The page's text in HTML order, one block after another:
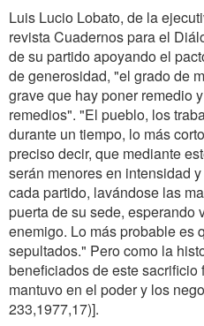
Luis Lucio Lobato, de la
revista Cuadernos para el
de su partido apoyando el
de generosidad, "el grado de
grave que hay poner remedio
remedios". "El pueblo, los
durante un tiempo, lo más
preciso decir, que mediante
serán menores en intensidad
cada partido, lavándose las
puerta de su sede, esperando
enemigo. Lo más probable es
sepultados." Pero como la
beneficiados de este sacrificio
mantuvo en el poder y los
233,1977,17)].